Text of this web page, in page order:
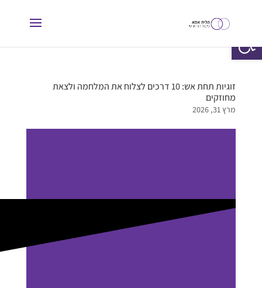
זוגיות תחת אש: 10 דרכים לצלוח את המלחמה ולצאת
מחוזקים
מרץ 31, 2026
פתח סרגל נגישות